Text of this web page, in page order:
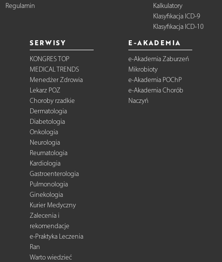
Regulamin
Kalkulatory
Klasyfikacja ICD-9
Klasyfikacja ICD-10
SERWISY
KONGRES TOP
MEDICAL TRENDS
Menedżer Zdrowia
Lekarz POZ
Choroby rzadkie
Dermatologia
Diabetologia
Onkologia
Neurologia
Reumatologia
Kardiologia
Gastroenterologia
Pulmonologia
Ginekologia
Kurier Medyczny
Zalecenia i
rekomendacje
e-Praktyka Leczenia
Ran
Warto wiedzieć
E-AKADEMIA
e-Akademia Zaburzeń
Mikrobioty
e-Akademia POChP
e-Akademia Chorób
Naczyń